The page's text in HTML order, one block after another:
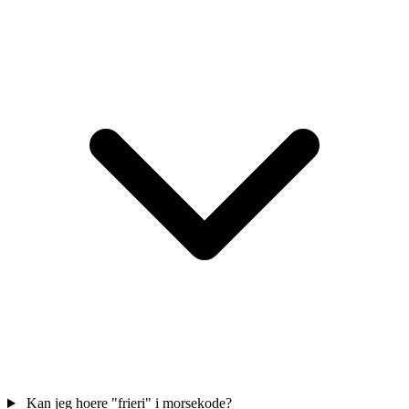
Kan jeg hoere "frieri" i morsekode?